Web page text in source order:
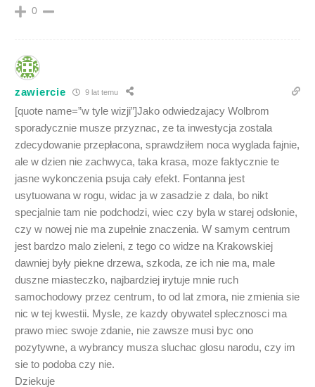
0
zawiercie 9 lat temu
[quote name=”w tyle wizji”]Jako odwiedzajacy Wolbrom
sporadycznie musze przyznac, ze ta inwestycja zostala
zdecydowanie przepłacona, sprawdziłem noca wyglada fajnie,
ale w dzien nie zachwyca, taka krasa, moze faktycznie te
jasne wykonczenia psuja cały efekt. Fontanna jest
usytuowana w rogu, widac ja w zasadzie z dala, bo nikt
specjalnie tam nie podchodzi, wiec czy byla w starej odsłonie,
czy w nowej nie ma zupełnie znaczenia. W samym centrum
jest bardzo malo zieleni, z tego co widze na Krakowskiej
dawniej były piekne drzewa, szkoda, ze ich nie ma, male
duszne miasteczko, najbardziej irytuje mnie ruch
samochodowy przez centrum, to od lat zmora, nie zmienia sie
nic w tej kwestii. Mysle, ze kazdy obywatel splecznosci ma
prawo miec swoje zdanie, nie zawsze musi byc ono
pozytywne, a wybrancy musza sluchac glosu narodu, czy im
sie to podoba czy nie.
Dziekuje